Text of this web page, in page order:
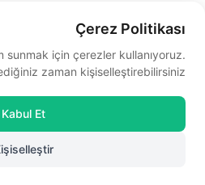
Çerez Politikası
sunmak için çerezler kullanıyoruz.
zaman kişiselleştirebilirsiniz.
Kabul Et